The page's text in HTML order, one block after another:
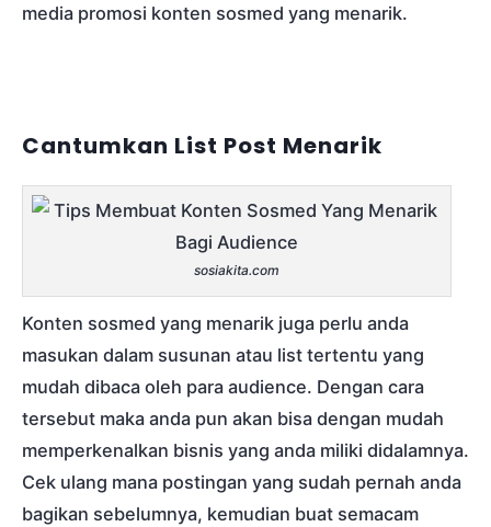
media promosi konten sosmed yang menarik.
Cantumkan List Post Menarik
sosiakita.com
Konten sosmed yang menarik juga perlu anda
masukan dalam susunan atau list tertentu yang
mudah dibaca oleh para audience. Dengan cara
tersebut maka anda pun akan bisa dengan mudah
memperkenalkan bisnis yang anda miliki didalamnya.
Cek ulang mana postingan yang sudah pernah anda
bagikan sebelumnya, kemudian buat semacam